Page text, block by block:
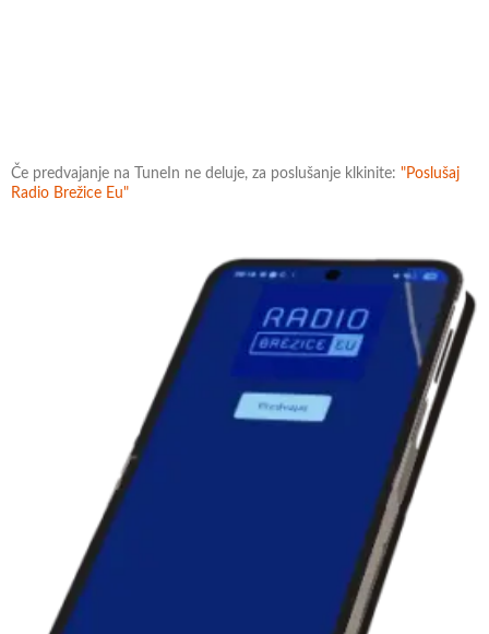
Če predvajanje na TuneIn ne deluje, za poslušanje klkinite: "Poslušaj
Radio Brežice Eu"